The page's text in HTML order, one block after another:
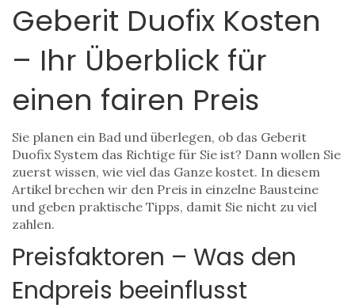
Geberit Duofix Kosten
– Ihr Überblick für
einen fairen Preis
Sie planen ein Bad und überlegen, ob das Geberit
Duofix System das Richtige für Sie ist? Dann wollen Sie
zuerst wissen, wie viel das Ganze kostet. In diesem
Artikel brechen wir den Preis in einzelne Bausteine
und geben praktische Tipps, damit Sie nicht zu viel
zahlen.
Preisfaktoren – Was den
Endpreis beeinflusst